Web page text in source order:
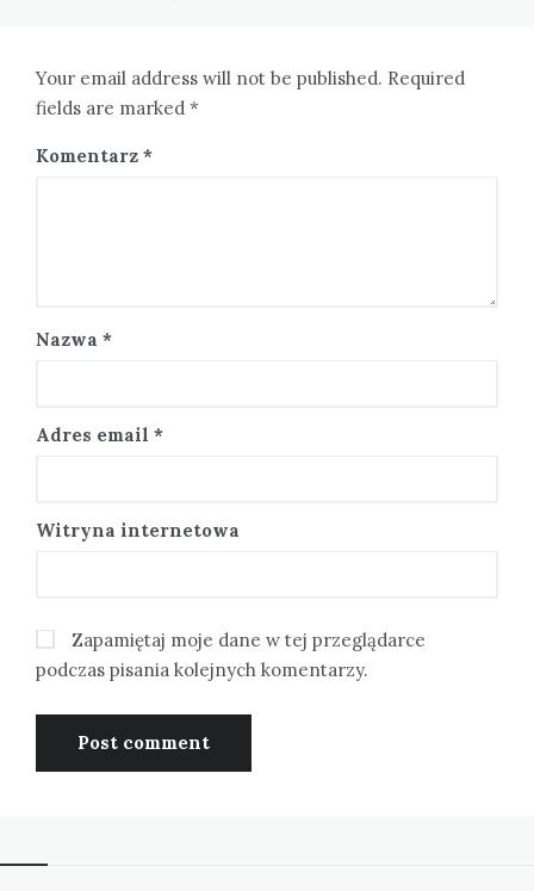
Your email address will not be published. Required
fields are marked *
Komentarz *
Nazwa *
Adres email *
Witryna internetowa
Zapamiętaj moje dane w tej przeglądarce
podczas pisania kolejnych komentarzy.